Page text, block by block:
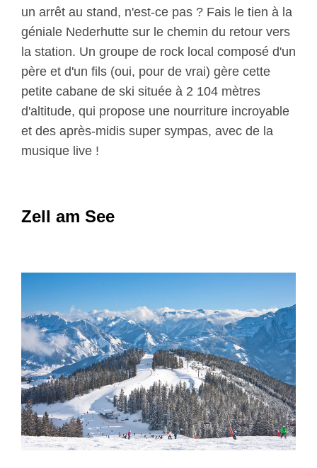
un arrêt au stand, n'est-ce pas ? Fais le tien à la
géniale Nederhutte sur le chemin du retour vers
la station. Un groupe de rock local composé d'un
père et d'un fils (oui, pour de vrai) gère cette
petite cabane de ski située à 2 104 mètres
d'altitude, qui propose une nourriture incroyable
et des après-midis super sympas, avec de la
musique live !
Zell am See